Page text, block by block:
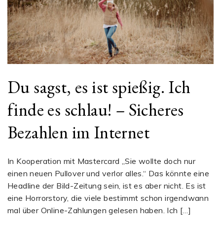
Du sagst, es ist spießig. Ich
finde es schlau! – Sicheres
Bezahlen im Internet
In Kooperation mit Mastercard „Sie wollte doch nur
einen neuen Pullover und verlor alles.“ Das könnte eine
Headline der Bild-Zeitung sein, ist es aber nicht. Es ist
eine Horrorstory, die viele bestimmt schon irgendwann
mal über Online-Zahlungen gelesen haben. Ich […]